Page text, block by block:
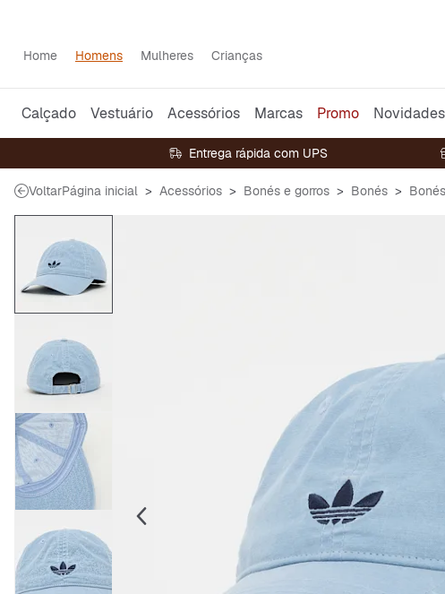
Home Homens Mulheres Crianças
Calçado Vestuário Acessórios Marcas Promo Novidades
Entrega rápida com UPS
VoltarPágina inicial Acessórios Bonés e gorros Bonés